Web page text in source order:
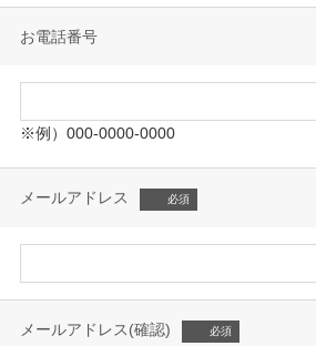
お電話番号
※例）000-0000-0000
メールアドレス
メールアドレス(確認)